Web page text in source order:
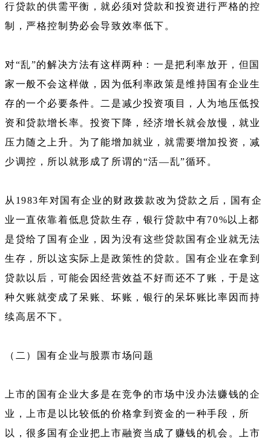
行贷款的供需平衡，就必须对贷款和投资进行严格的控
制，严格控制势必会导致效率低下。
对“乱”的解决方法有这样两种：一是把利率放开，但国
家一般不会这样做，因为低利率政策是维持国有企业生
存的一个必要条件。二是减少投资项目，人为地压低投
资和贷款增长率。投资下降，经济增长就会放慢，就业
压力随之上升。为了能增加就业，就需要增加投资，减
少调控，所以就形成了所谓的“活—乱”循环。
从1983年对国有企业的财政拨款改为贷款之后，国有企
业一直依靠着低息贷款生存，银行贷款中有70%以上都
是贷给了国有企业，因为没有这些贷款国有企业就无法
生存，所以这实际上是政策性的贷款。国有企业在拿到
贷款以后，可能会因经营效益不好而还不了账，于是这
种欠账就变成了呆账、坏账，银行的呆坏账比率因而持
续高居不下。
（二）国有企业与股票市场问题
上市的国有企业大多是在竞争的市场中没办法赚钱的企
业，上市是以比较低的价格拿到资金的一种手段，所
以，很多国有企业把上市融资当成了赚钱的机会。上市